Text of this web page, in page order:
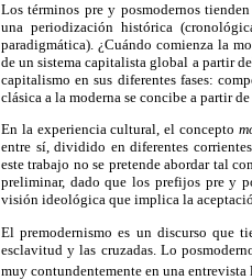
Los términos pre y posmodernos
una periodización histórica
paradigmática). ¿Cuándo comienza la
de un sistema capitalista global a partir
capitalismo en sus diferentes fases:
clásica a la moderna se concibe a partir
En la experiencia cultural, el concepto
entre sí, dividido en diferentes
este trabajo no se pretende abordar tal
preliminar, dado que los prefijos pre y
visión ideológica que implica la
El premodernismo es un discurso que
esclavitud y las cruzadas. Lo
muy contundentemente en una